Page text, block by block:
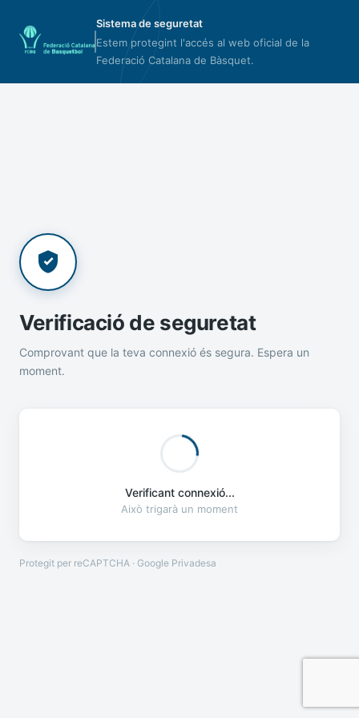
Sistema de seguretat
Estem protegint l'accés al web oficial de la
Federació Catalana de Bàsquet.
Verificació de seguretat
Comprovant que la teva connexió és segura. Espera un
moment.
Verificant connexió...
Això trigarà un moment
Protegit per reCAPTCHA · Google Privadesa